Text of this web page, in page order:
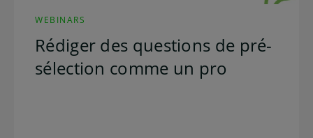
WEBINARS
Rédiger des questions de pré-
sélection comme un pro